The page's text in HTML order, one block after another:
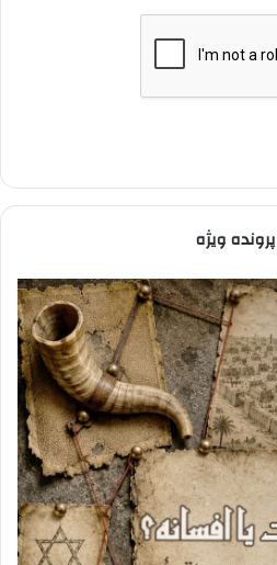
پرونده ویژه